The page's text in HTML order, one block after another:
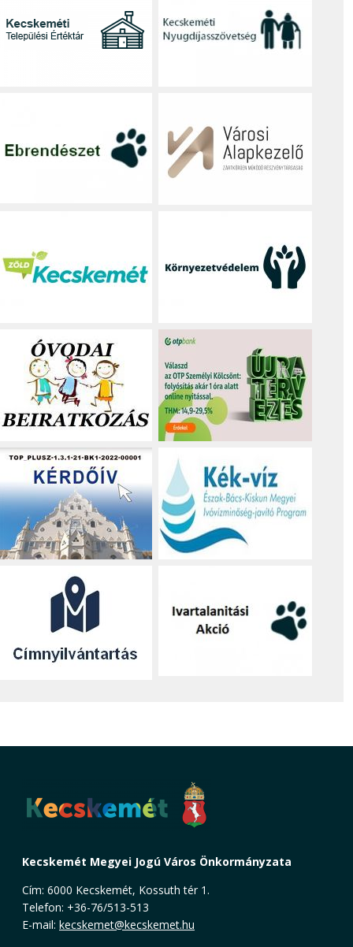
Kecskemét Megyei Jogú Város Önkormányzata
Cím: 6000 Kecskemét, Kossuth tér 1.
Telefon: +36-76/513-513
E-mail: kecskemet@kecskemet.hu